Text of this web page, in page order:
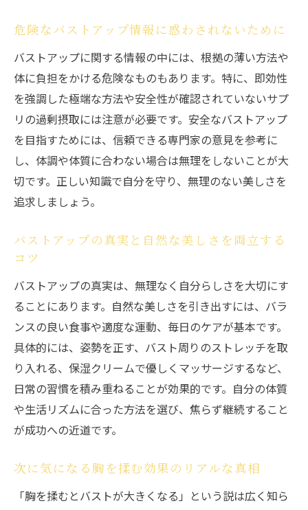
ント
次はサプリやマッサージの実体験を解説
サプリやマッサージの実際の効果を検証
バストアップサプリの効果ありは本当か徹
底解説
ランキングで選ぶ最強バストアップサプリ
の選び方
バストアップマッサージの正しい方法と効
果
サプリとマッサージを併用する際の注意点
年齢別のバストアップケアに話を進める
年齢によるバストアップの可能性とケア法
バストアップは何歳まで可能なのか最新知
見
年齢別に見るバストアップ方法とポイント
バストアップ効果を高める年齢ごとのケア
術
年齢に応じたバストアップサプリの選び方
ライフステージ別バストアップ体験談を紹
科学的にバストが大きくなる理由を考察
危険なバストアップ情報に惑わされないために
バストアップに関する情報の中には、根拠の薄い方法や
体に負担をかける危険なものもあります。特に、即効性
を強調した極端な方法や安全性が確認されていないサプ
リの過剰摂取には注意が必要です。安全なバストアップ
を目指すためには、信頼できる専門家の意見を参考に
し、体調や体質に合わない場合は無理をしないことが大
切です。正しい知識で自分を守り、無理のない美しさを
追求しましょう。
バストアップの真実と自然な美しさを両立する
コツ
バストアップの真実は、無理なく自分らしさを大切にす
ることにあります。自然な美しさを引き出すには、バラ
ンスの良い食事や適度な運動、毎日のケアが基本です。
具体的には、姿勢を正す、バスト周りのストレッチを取
り入れる、保湿クリームで優しくマッサージするなど、
日常の習慣を積み重ねることが効果的です。自分の体質
や生活リズムに合った方法を選び、焦らず継続すること
が成功への近道です。
次に気になる胸を揉む効果のリアルな真相
「胸を揉むとバストが大きくなる」という説は広く知ら